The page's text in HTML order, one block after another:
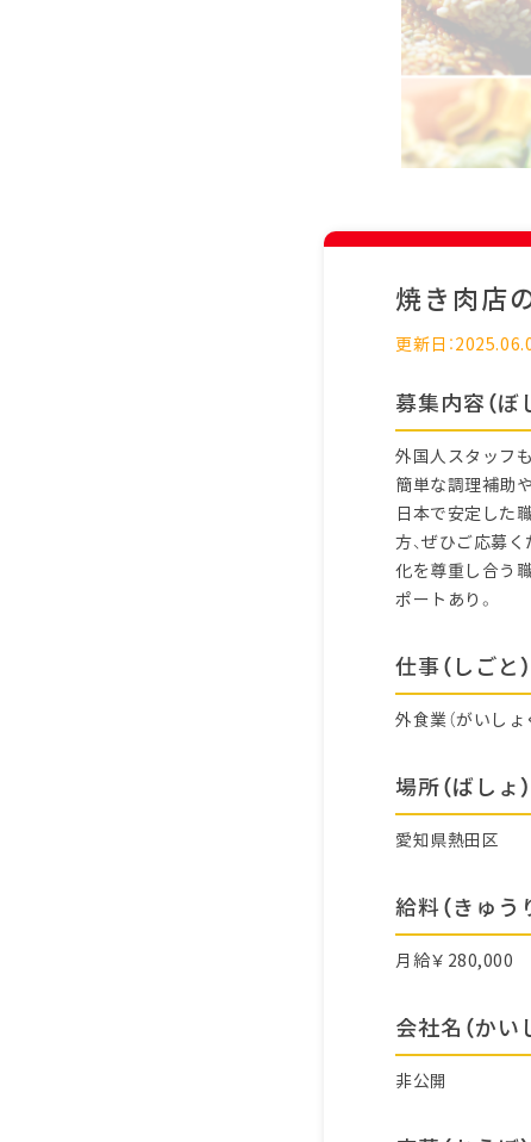
焼き肉店
更新日：
募集内容（ぼ
外国人スタッフ
簡単な調理補助
日本で安定した
方、ぜひご応募
化を尊重し合う
ポートあり。
仕事（しごと）
外食業（がいしょ
場所（ばしょ）
愛知県熱田区
給料（きゅう
月給￥280,000
会社名（かい
非公開